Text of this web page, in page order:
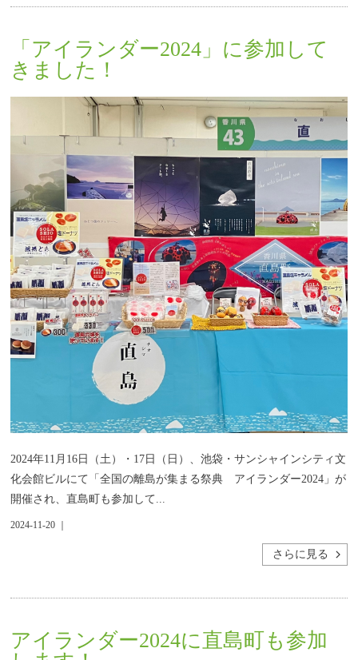
「アイランダー2024」に参加して
きました！
2024年11月16日（土）・17日（日）、池袋・サンシャインシティ文
化会館ビルにて「全国の離島が集まる祭典 アイランダー2024」が
開催され、直島町も参加して...
2024-11-20 ｜
さらに見る
アイランダー2024に直島町も参加